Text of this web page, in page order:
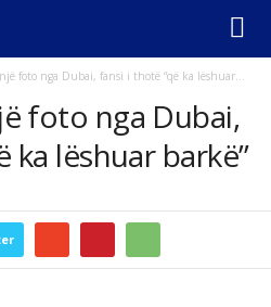
foto nga Dubai, fansi i thotë “që ka lëshuar...
foto nga Dubai,
ka lëshuar barkë”